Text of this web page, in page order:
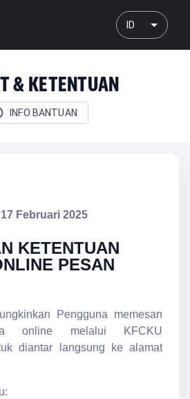
ID
& KETENTUAN
INFO BANTUAN
Februari 2025
KETENTUAN
PESAN
Pengguna memesan
online melalui KFCKU
diantar langsung ke alamat